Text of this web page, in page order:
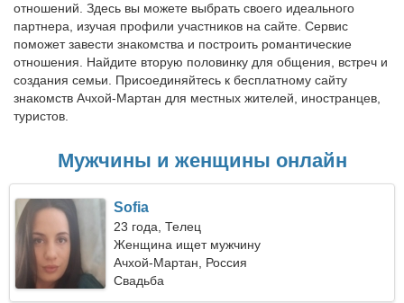
отношений. Здесь вы можете выбрать своего идеального
партнера, изучая профили участников на сайте. Сервис
поможет завести знакомства и построить романтические
отношения. Найдите вторую половинку для общения, встреч и
создания семьи. Присоединяйтесь к бесплатному сайту
знакомств Ачхой-Мартан для местных жителей, иностранцев,
туристов.
Мужчины и женщины онлайн
Sofia
23 года, Телец
Женщина ищет мужчину
Ачхой-Мартан, Россия
Свадьба